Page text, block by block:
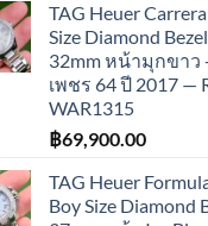
TAG Heuer
Size Diamond Bezel
32mm หน้ามุกขาว
เพชร 64 ปี 2017 —
WAR1315
฿69,900.00
TAG Heuer
Boy Size Diamond